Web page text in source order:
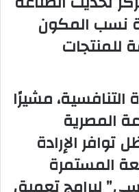
نسب المكون
للمنتجات
التنافسية، مشيرًا
المصرية
توافر الإرادة
المستمرة